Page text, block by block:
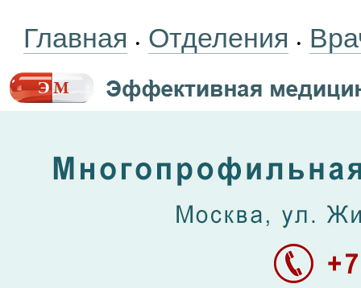
Главная • Отделения •